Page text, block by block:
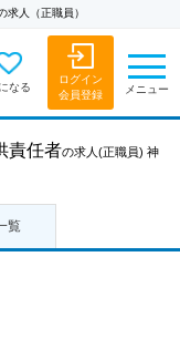
求人（正職員）
なる
ログイン
会員登録
メニュー
責任者の求人 (正職員) 神
覧